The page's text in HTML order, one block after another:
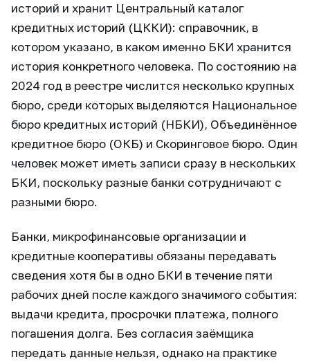
историй и хранит Центральный каталог
кредитных историй (ЦККИ): справочник, в
котором указано, в каком именно БКИ хранится
история конкретного человека. По состоянию на
2024 год в реестре числится несколько крупных
бюро, среди которых выделяются Национальное
бюро кредитных историй (НБКИ), Объединённое
кредитное бюро (ОКБ) и Скоринговое бюро. Один
человек может иметь записи сразу в нескольких
БКИ, поскольку разные банки сотрудничают с
разными бюро.
Банки, микрофинансовые организации и
кредитные кооперативы обязаны передавать
сведения хотя бы в одно БКИ в течение пяти
рабочих дней после каждого значимого события:
выдачи кредита, просрочки платежа, полного
погашения долга. Без согласия заёмщика
передать данные нельзя, однако на практике